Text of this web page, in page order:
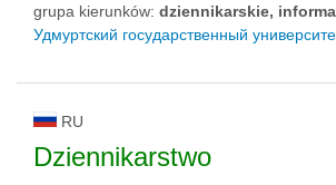
grupa kierunków: dziennikarskie,
Удмуртский государственный
RU
Dziennikarstwo